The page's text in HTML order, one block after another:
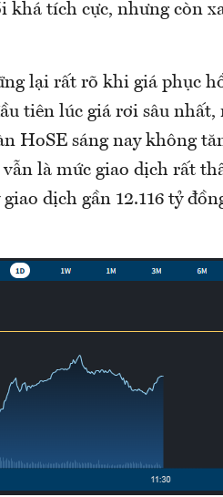
khá tích cực, nhưng còn
lại rất rõ khi giá phục
tiên lúc giá rơi sâu nhất,
HoSE sáng nay không
vẫn là mức giao dịch rất
dịch gần 12.116 tỷ